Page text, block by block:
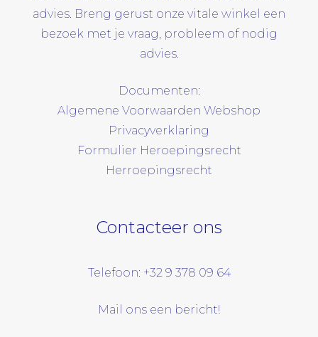
advies. Breng gerust onze vitale winkel een
bezoek met je vraag, probleem of nodig
advies.
Documenten:
Algemene Voorwaarden Webshop
Privacyverklaring
Formulier Heroepingsrecht
Herroepingsrecht
Contacteer ons
Telefoon: +32 9 378 09 64
Mail ons een bericht!